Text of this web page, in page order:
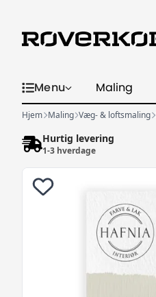
Menu Maling
Hjem Maling Væg- & loftsmaling
Hurtig levering
1-3 hverdage